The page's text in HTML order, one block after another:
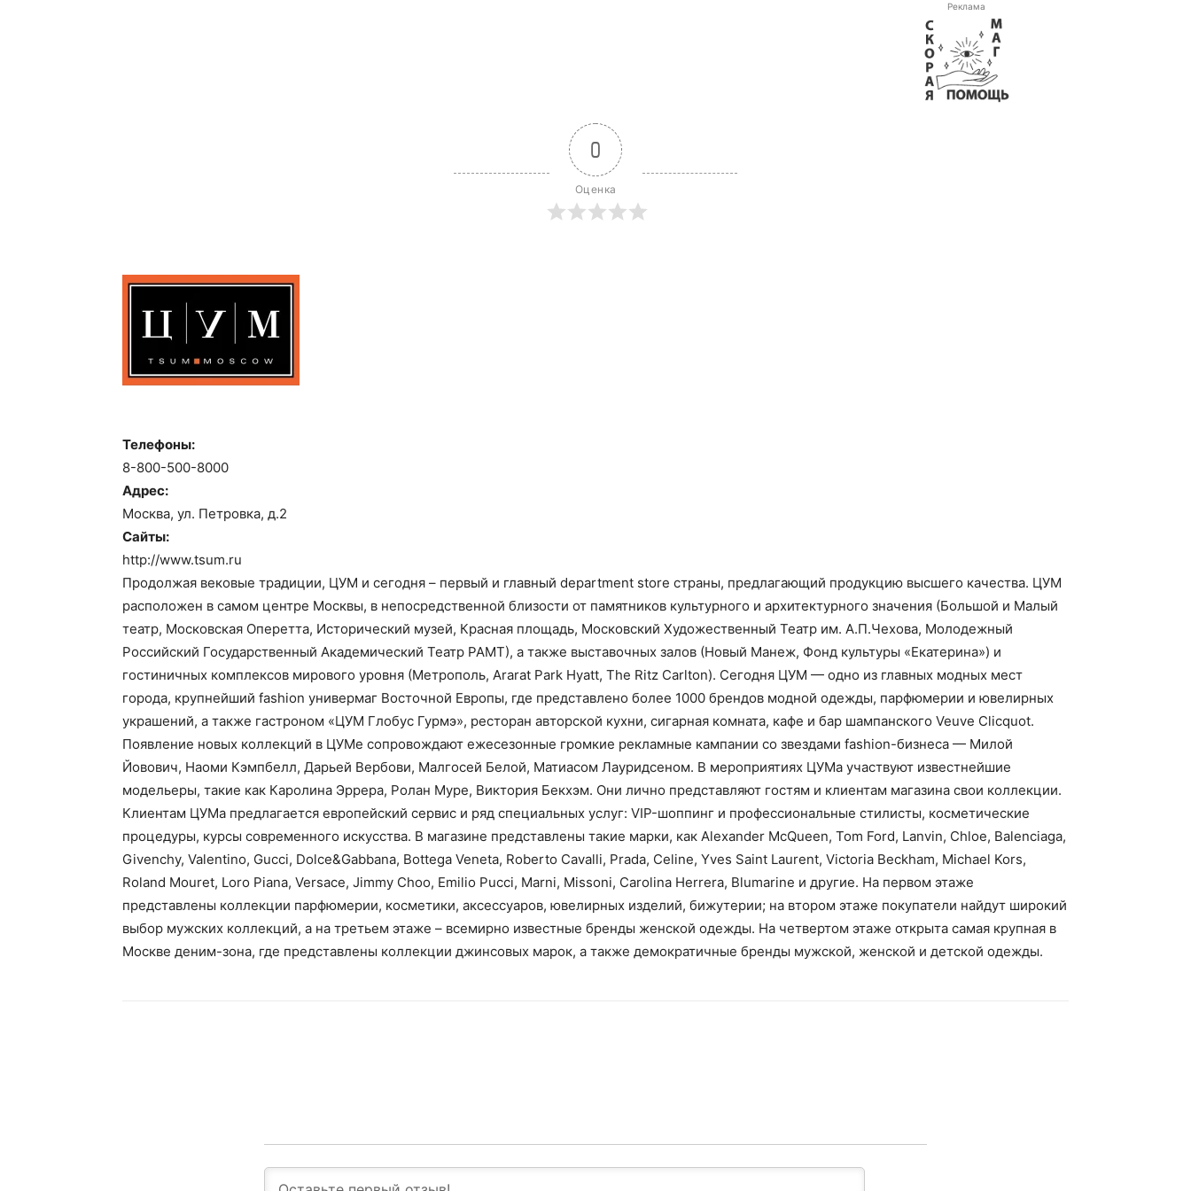
Реклама
0
Оценка
Телефоны:
8-800-500-8000
Адрес:
Москва, ул. Петровка, д.2
Сайты:
http://www.tsum.ru
Продолжая вековые традиции, ЦУМ и сегодня – первый и главный department store страны, предлагающий продукцию высшего качества. ЦУМ
расположен в самом центре Москвы, в непосредственной близости от памятников культурного и архитектурного значения (Большой и Малый
театр, Московская Оперетта, Исторический музей, Красная площадь, Московский Художественный Театр им. А.П.Чехова, Молодежный
Российский Государственный Академический Театр РАМТ), а также выставочных залов (Новый Манеж, Фонд культуры «Екатерина») и
гостиничных комплексов мирового уровня (Метрополь, Ararat Park Hyatt, The Ritz Carlton). Сегодня ЦУМ — одно из главных модных мест
города, крупнейший fashion универмаг Восточной Европы, где представлено более 1000 брендов модной одежды, парфюмерии и ювелирных
украшений, а также гастроном «ЦУМ Глобус Гурмэ», ресторан авторской кухни, сигарная комната, кафе и бар шампанского Veuve Clicquot.
Появление новых коллекций в ЦУМе сопровождают ежесезонные громкие рекламные кампании со звездами fashion-бизнеса — Милой
Йовович, Наоми Кэмпбелл, Дарьей Вербови, Малгосей Белой, Матиасом Лауридсеном. В мероприятиях ЦУМа участвуют известнейшие
модельеры, такие как Каролина Эррера, Ролан Муре, Виктория Бекхэм. Они лично представляют гостям и клиентам магазина свои коллекции.
Клиентам ЦУМа предлагается европейский сервис и ряд специальных услуг: VIP-шоппинг и профессиональные стилисты, косметические
процедуры, курсы современного искусства. В магазине представлены такие марки, как Alexander McQueen, Tom Ford, Lanvin, Chloe, Balenciaga,
Givenchy, Valentino, Gucci, Dolce&Gabbana, Bottega Veneta, Roberto Cavalli, Prada, Celine, Yves Saint Laurent, Victoria Beckham, Michael Kors,
Roland Mouret, Loro Piana, Versace, Jimmy Choo, Emilio Pucci, Marni, Missoni, Carolina Herrera, Blumarine и другие. На первом этаже
представлены коллекции парфюмерии, косметики, аксессуаров, ювелирных изделий, бижутерии; на втором этаже покупатели найдут широкий
выбор мужских коллекций, а на третьем этаже – всемирно известные бренды женской одежды. На четвертом этаже открыта самая крупная в
Москве деним-зона, где представлены коллекции джинсовых марок, а также демократичные бренды мужской, женской и детской одежды.